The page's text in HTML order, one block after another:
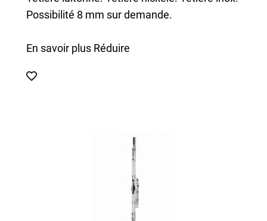
Possibilité 8 mm sur demande.
En savoir plus Réduire